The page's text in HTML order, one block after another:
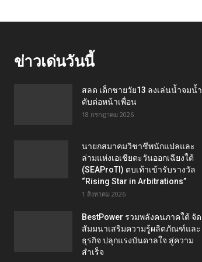
ข่าวเด่นวันนี้
สลด เด็กชายวัย13 ลงเล่นน้ำจมน้ำ
ดับต่อหน้าเพื่อน
18 กรกฎาคม 2026
นายกสมาคมวิชาชีพนักแปลและ
ล่ามแห่งเอเชียตะวันออกเฉียงใต้
(SEAProTI) ตบเท้าเข้ารับรางวัล
“Rising Star in Arbitrations”
1 สิงหาคม 2026
BestPower รวมพลังคนภาคใต้ จัด
สัมมนาเสริมความรู้ผลิตภัณฑ์และ
ธุรกิจ ปลุกแรงบันดาลใจ สู่ความ
สำเร็จ